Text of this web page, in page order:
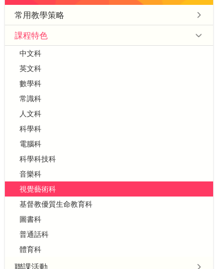
常用教學策略
課程特色
中文科
英文科
數學科
常識科
人文科
科學科
電腦科
科學科技科
音樂科
視覺藝術科
基督教優質生命教育科
圖書科
普通話科
體育科